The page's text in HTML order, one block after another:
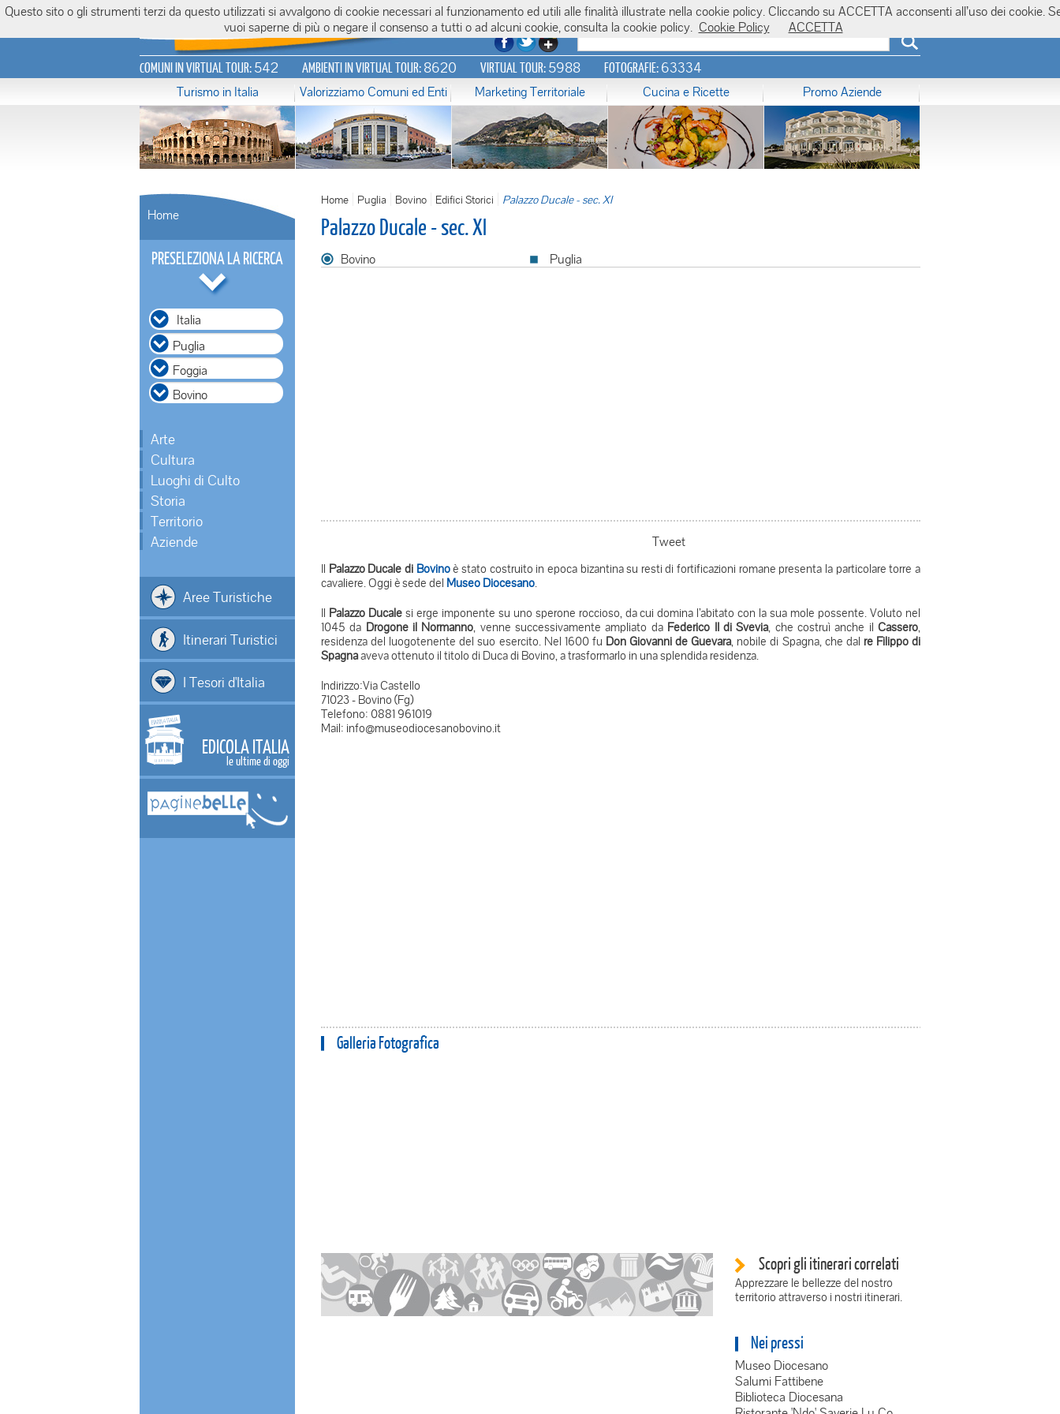
Italiavirtualtour.it
COMUNI IN VIRTUAL TOUR:542 AMBIENTI IN VIRTUAL TOUR:8620 VIRTUAL TOUR:5988 FOTOGRAFIE:63334
Turismo in Italia Valorizziamo Comuni ed Enti Marketing Territoriale Cucina e Ricette Promo Aziende
Home
PRESELEZIONA LA RICERCA
Italia
Arte
Cultura
Luoghi di Culto
Storia
Territorio
Aziende
Aree Turistiche
Itinerari Turistici
I Tesori d'Italia
EDICOLA ITALIA
le ultime di oggi
Home Puglia Bovino Edifici Storici Palazzo Ducale - sec. XI
Palazzo Ducale - sec. XI
Bovino Puglia
Tweet
Il Palazzo Ducale di Bovinoè stato costruito in epoca bizantina su resti di fortificazioni romane presenta la particolare torre a
cavaliere. Oggi è sede del Museo Diocesano
Il Palazzo Ducalesi erge imponente su uno sperone roccioso, da cui domina l’abitato con la sua mole possente. Voluto nel
1045 da Drogone il Normanno , venne successivamente ampliato da Federico II di Svevia, che costruì anche ilCassero
residenza del luogotenente del suo esercito. Nel 1600 fu Don Giovanni de Guevara, nobile di Spagna, che dal re Filippo di
Spagnaaveva ottenuto il titolo di Duca di Bovino, a trasformarlo in una splendida residenza.
Indirizzo:Via Castello
71023 - Bovino (Fg)
Telefono: 0881 961019
Mail: info@museodiocesanobovino.it
Galleria Fotografica
Scopri gli itinerari correlati
Apprezzare le bellezze del nostro
territorio attraverso i nostri itinerari.
Nei pressi
Museo Diocesano
Salumi Fattibene
Biblioteca Diocesana
Questo sito o gli strumenti terzi da questo utilizzati si avvalgono di cookie necessari al funzionamento ed utili alle finalità illustrate nella cookie policy. Cliccando su ACCETTA acconsenti all’uso dei cookie.
vuoi saperne di più o negare il consenso a tutti o ad alcuni cookie, consulta la cookie policy. Cookie Policy ACCETTA